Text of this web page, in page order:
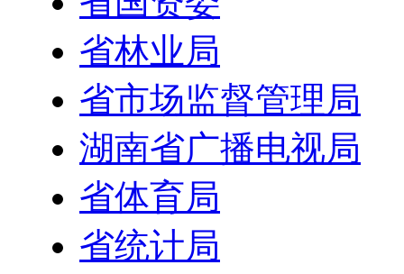
省林业局
省市场监督管理局
湖南省广播电视局
省体育局
省统计局